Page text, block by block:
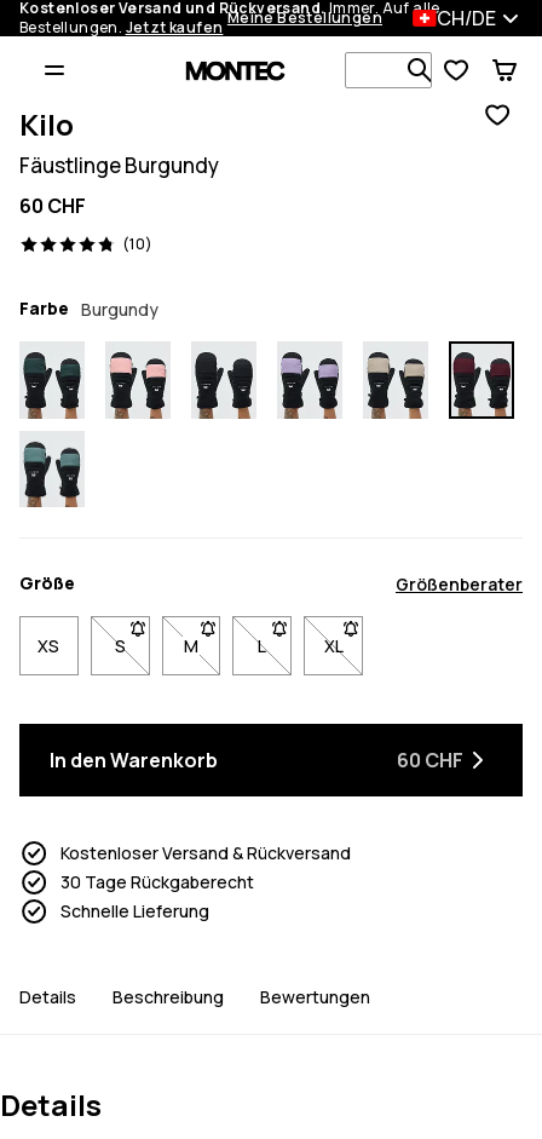
Kostenloser Versand und Rückversand.Immer. Auf alle
Bestellungen. Jetzt kaufen Meine Bestellungen CH/DE
Kilo
Fäustlinge Burgundy
60 CHF
(10)
10 Reviews, 4.8/5
Farbe Burgundy
Größe Größenberater
XS S- Größe S nicht verfügbar. Klicke, um benachrichtigt
M- Größe M nicht verfügbar. Klicke, um
L- Größe L nicht verfügbar. Klicke,
XL- Größe XL nicht
In den Warenkorb 60 CHF
Kostenloser Versand & Rückversand
30 Tage Rückgaberecht
Schnelle Lieferung
Details Beschreibung Bewertungen
Details